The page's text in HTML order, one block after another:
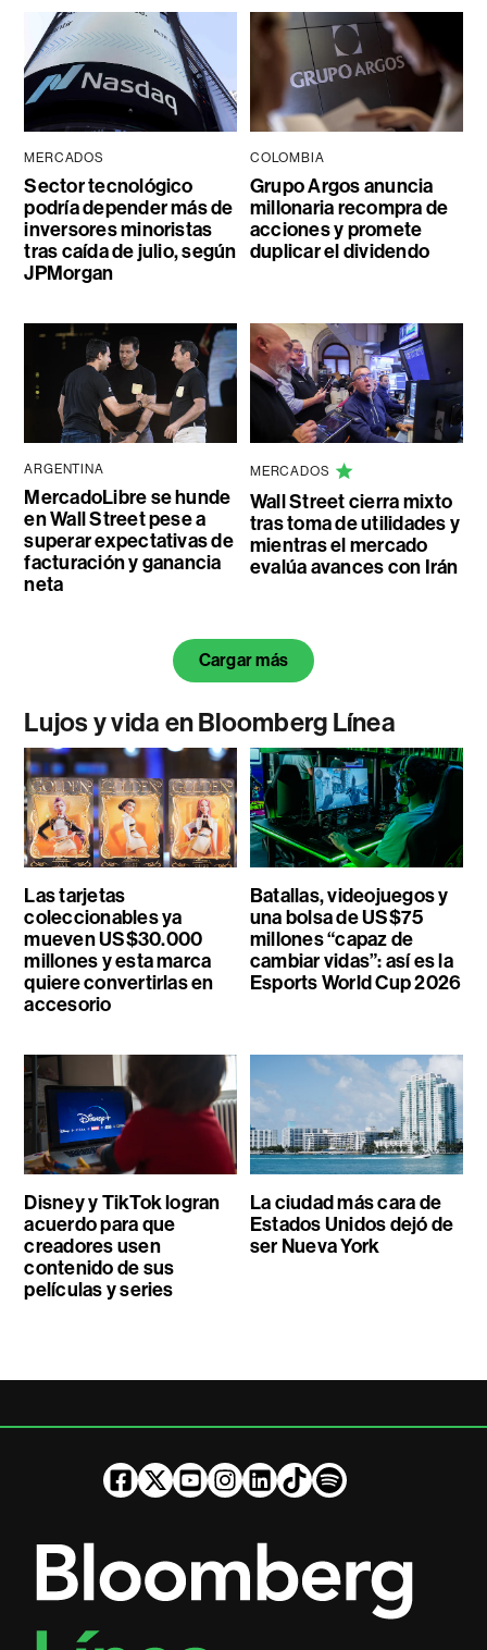
MERCADOS
Sector tecnológico
podría depender más de
inversores minoristas
tras caída de julio, según
JPMorgan
COLOMBIA
Grupo Argos anuncia
millonaria recompra de
acciones y promete
duplicar el dividendo
ARGENTINA
MercadoLibre se hunde
en Wall Street pese a
superar expectativas de
facturación y ganancia
neta
MERCADOS
Wall Street cierra mixto
tras toma de utilidades y
mientras el mercado
evalúa avances con Irán
Cargar más
Lujos y vida en Bloomberg Línea
Las tarjetas
coleccionables ya
mueven US$30.000
millones y esta marca
quiere convertirlas en
accesorio
Batallas, videojuegos y
una bolsa de US$75
millones “capaz de
cambiar vidas”: así es la
Esports World Cup 2026
Disney y TikTok logran
acuerdo para que
creadores usen
contenido de sus
películas y series
La ciudad más cara de
Estados Unidos dejó de
ser Nueva York